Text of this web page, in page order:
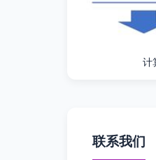
计
联系我们